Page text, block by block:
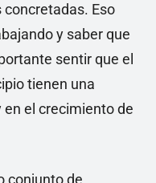
Eso
y saber que
sentir que el
tienen una
el crecimiento de
conjunto de